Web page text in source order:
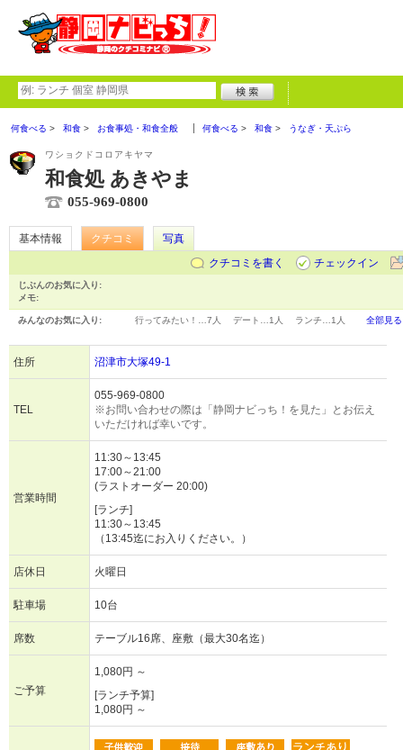
何食べる 和食 お食事処・和食全般 何食べる 和食 うなぎ・天ぷら
ワショクドコロアキヤマ
和食処 あきやま
055-969-0800
基本情報 クチコミ
写真
クチコミを書く
チェックイン
じぶんのお気に入り:
メモ:
みんなのお気に入り: 行ってみたい！… 7人 デート… 1人 ランチ… 1人 全部見る
住所 沼津市大塚49-1
TEL
055-969-0800
※お問い合わせの際は「静岡ナビっち！を見た」とお伝え
いただければ幸いです。
営業時間
11:30～13:45
17:00～21:00
(ラストオーダー 20:00)
[ランチ]
11:30～13:45
（13:45迄にお入りください。）
店休日 火曜日
駐車場 10台
席数 テーブル16席、座敷（最大30名迄）
ご予算
1,080円 ～
[ランチ予算]
1,080円 ～